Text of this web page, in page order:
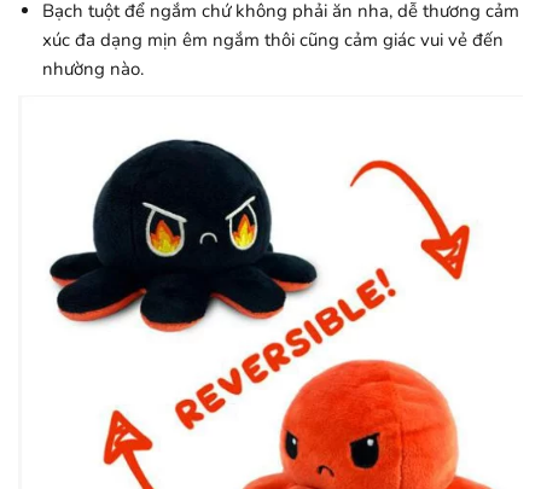
Bạch tuột để ngắm chứ không phải ăn nha, dễ thương cảm
xúc đa dạng mịn êm ngắm thôi cũng cảm giác vui vẻ đến
nhường nào.